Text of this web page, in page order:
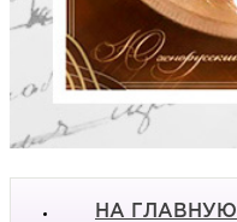
НА ГЛАВНУЮ